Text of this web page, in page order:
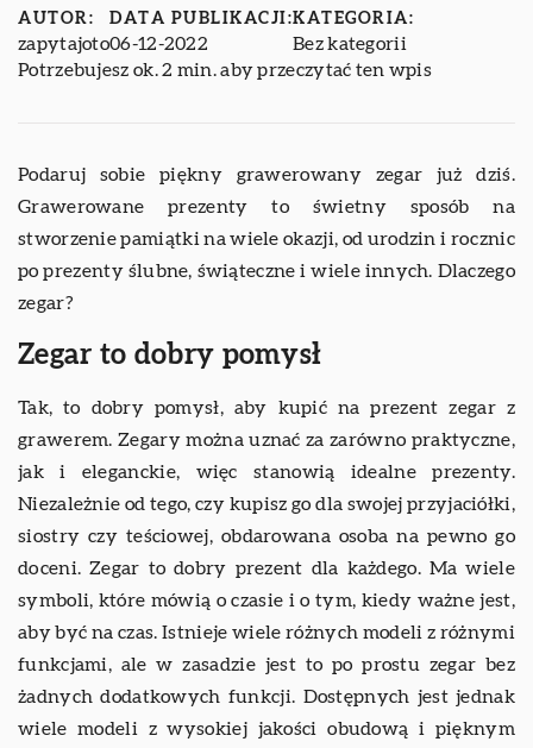
AUTOR:
zapytajoto
DATA PUBLIKACJI:
06-12-2022
KATEGORIA:
Bez kategorii
Potrzebujesz ok. 2 min. aby przeczytać ten wpis
Podaruj sobie piękny grawerowany zegar już dziś.
Grawerowane prezenty to świetny sposób na
stworzenie pamiątki na wiele okazji, od urodzin i rocznic
po prezenty ślubne, świąteczne i wiele innych. Dlaczego
zegar?
Zegar to dobry pomysł
Tak, to dobry pomysł, aby kupić na prezent zegar z
grawerem. Zegary można uznać za zarówno praktyczne,
jak i eleganckie, więc stanowią idealne prezenty.
Niezależnie od tego, czy kupisz go dla swojej przyjaciółki,
siostry czy teściowej, obdarowana osoba na pewno go
doceni. Zegar to dobry prezent dla każdego. Ma wiele
symboli, które mówią o czasie i o tym, kiedy ważne jest,
aby być na czas. Istnieje wiele różnych modeli z różnymi
funkcjami, ale w zasadzie jest to po prostu zegar bez
żadnych dodatkowych funkcji. Dostępnych jest jednak
wiele modeli z wysokiej jakości obudową i pięknym